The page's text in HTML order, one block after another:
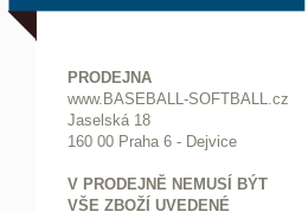
PRODEJNA
www.BASEBALL-SOFTBALL.cz
Jaselská 18
160 00 Praha 6 - Dejvice
V PRODEJNĚ NEMUSÍ BÝT
VŠE ZBOŽÍ UVEDENÉ